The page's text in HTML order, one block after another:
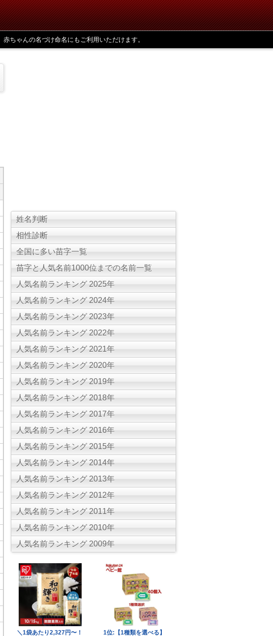
ちゃんの名づけ命名にもご利用いただけます。
姓名判断
相性診断
全国に多い苗字一覧
苗字と人気名前1000位までの名前一覧
人気名前ランキング 2025年
人気名前ランキング 2024年
人気名前ランキング 2023年
人気名前ランキング 2022年
人気名前ランキング 2021年
人気名前ランキング 2020年
人気名前ランキング 2019年
人気名前ランキング 2018年
人気名前ランキング 2017年
人気名前ランキング 2016年
人気名前ランキング 2015年
人気名前ランキング 2014年
人気名前ランキング 2013年
人気名前ランキング 2012年
人気名前ランキング 2011年
人気名前ランキング 2010年
人気名前ランキング 2009年